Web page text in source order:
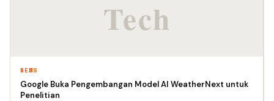
NEWS
Google Buka Pengembangan Model AI WeatherNext untuk
Penelitian